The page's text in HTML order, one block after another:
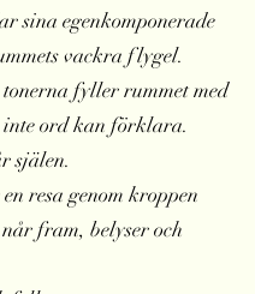
sina egenkomponerade
vackra flygel.
fyller rummet med
inte ord kan förklara.
själen.
resa genom kroppen
fram, belyser och